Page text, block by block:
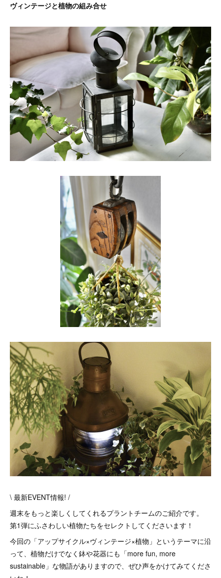
ヴィンテージと植物の組み合せ
\ 最新EVENT情報! /
週末をもっと楽しくしてくれるプラントチームのご紹介です。
第1弾にふさわしい植物たちをセレクトしてくださいます！
今回の「アップサイクル×ヴィンテージ×植物」というテーマに沿
って、植物だけでなく鉢や花器にも「more fun, more
sustainable」な物語がありますので、ぜひ声をかけてみてくださ